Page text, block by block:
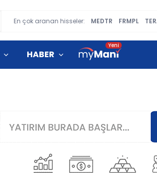
En çok aranan hisseler: MEDTR FRMPL
HABER